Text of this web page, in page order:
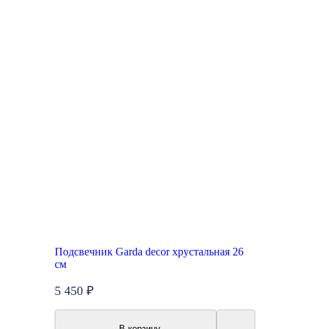
Подсвечник Garda decor хрустальная 26
см
5 450 ₽